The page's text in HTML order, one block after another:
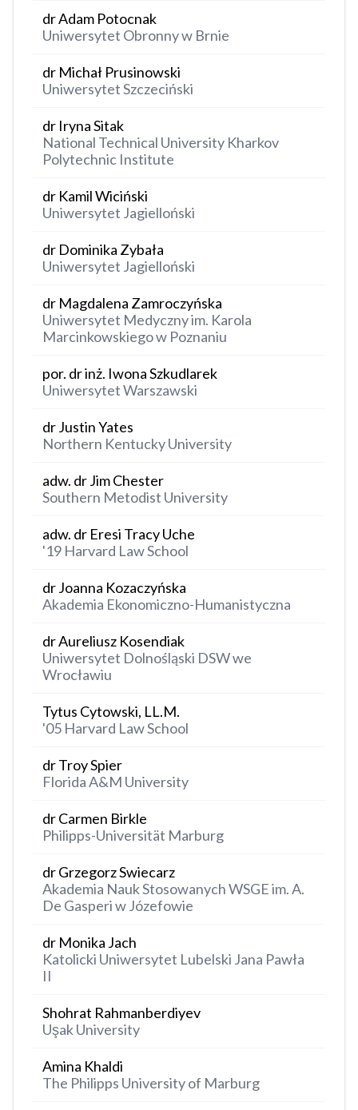
dr Adam Potocnak
Uniwersytet Obronny w Brnie
dr Michał Prusinowski
Uniwersytet Szczeciński
dr Iryna Sitak
National Technical University Kharkov
Polytechnic Institute
dr Kamil Wiciński
Uniwersytet Jagielloński
dr Dominika Zybała
Uniwersytet Jagielloński
dr Magdalena Zamroczyńska
Uniwersytet Medyczny im. Karola
Marcinkowskiego w Poznaniu
por. dr inż. Iwona Szkudlarek
Uniwersytet Warszawski
dr Justin Yates
Northern Kentucky University
adw. dr Jim Chester
Southern Metodist University
adw. dr Eresi Tracy Uche
'19 Harvard Law School
dr Joanna Kozaczyńska
Akademia Ekonomiczno-Humanistyczna
dr Aureliusz Kosendiak
Uniwersytet Dolnośląski DSW we
Wrocławiu
Tytus Cytowski, LL.M.
'05 Harvard Law School
dr Troy Spier
Florida A&M University
dr Carmen Birkle
Philipps-Universität Marburg
dr Grzegorz Swiecarz
Akademia Nauk Stosowanych WSGE im. A.
De Gasperi w Józefowie
dr Monika Jach
Katolicki Uniwersytet Lubelski Jana Pawła
II
Shohrat Rahmanberdiyev
Uşak University
Amina Khaldi
The Philipps University of Marburg